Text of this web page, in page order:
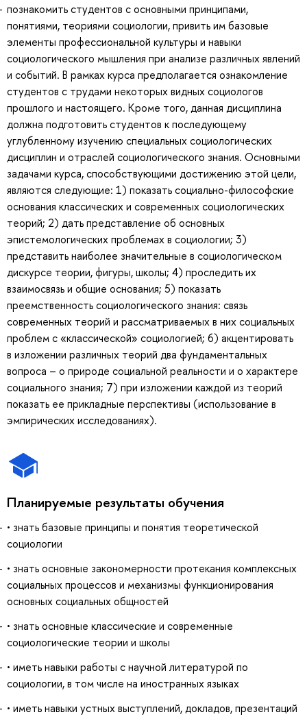
познакомить студентов с основными принципами,
понятиями, теориями социологии, привить им базовые
элементы профессиональной культуры и навыки
социологического мышления при анализе различных явлений
и событий. В рамках курса предполагается ознакомление
студентов с трудами некоторых видных социологов
прошлого и настоящего. Кроме того, данная дисциплина
должна подготовить студентов к последующему
углубленному изучению специальных социологических
дисциплин и отраслей социологического знания. Основными
задачами курса, способствующими достижению этой цели,
являются следующие: 1) показать социально-философские
основания классических и современных социологических
теорий; 2) дать представление об основных
эпистемологических проблемах в социологии; 3)
представить наиболее значительные в социологическом
дискурсе теории, фигуры, школы; 4) проследить их
взаимосвязь и общие основания; 5) показать
преемственность социологического знания: связь
современных теорий и рассматриваемых в них социальных
проблем с «классической» социологией; 6) акцентировать
в изложении различных теорий два фундаментальных
вопроса – о природе социальной реальности и о характере
социального знания; 7) при изложении каждой из теорий
показать ее прикладные перспективы (использование в
эмпирических исследованиях).
Планируемые результаты обучения
• знать базовые принципы и понятия теоретической
социологии
• знать основные закономерности протекания комплексных
социальных процессов и механизмы функционирования
основных социальных общностей
• знать основные классические и современные
социологические теории и школы
• иметь навыки работы с научной литературой по
социологии, в том числе на иностранных языках
• иметь навыки устных выступлений, докладов, презентаций